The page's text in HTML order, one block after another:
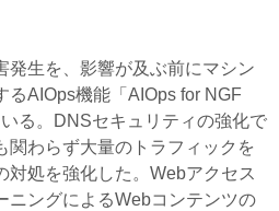
生を、影響が及ぶ前にマシン
るAIOps機能「 AIOps for NGF
る。DNSセキュリティの強化で
関わらず大量のトラフィックを
対処を強化した。Webアクセス
ニングによるWebコンテンツの